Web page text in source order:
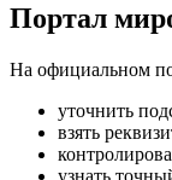
Портал
На официальном
уточнить
взять